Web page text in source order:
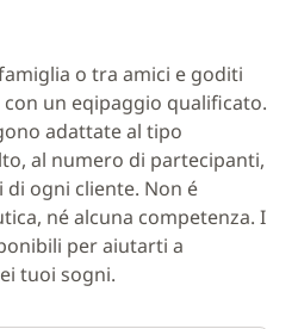
o tra amici e goditi
un eqipaggio qualificato.
adattate al tipo
al numero di partecipanti,
ogni cliente. Non é
né alcuna competenza. I
per aiutarti a
tuoi sogni.